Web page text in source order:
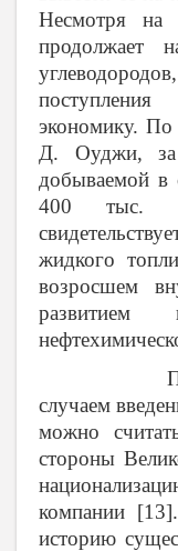
Несмотря на
продолжает
экономику. По
Д. Оуджи, за
добываемой в
400 тыс.
жидкого
возросшем
развитием
Первым
случаем
можно
стороны
компании
историю